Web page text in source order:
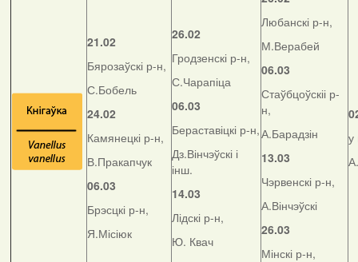
21.02
Бярозаўскі р-н,
С.Бобель
24.02
Камянецкі р-н,
В.Пракапчук
06.03
Брэсцкі р-н,
Я.Місіюк
26.02
Гродзенскі р-н,
С.Чарапіца
06.03
Бераставіцкі р-н,
Дз.Вінчэўскі і
інш.
14.03
Лідскі р-н,
Ю. Квач
Любанскі р-н,
М.Верабей
06.03
Стаўбцоўскіі р-
н,
А.Барадзін
13.03
Чэрвенскі р-н,
А.Вінчэўскі
26.03
Мінскі р-н,
у